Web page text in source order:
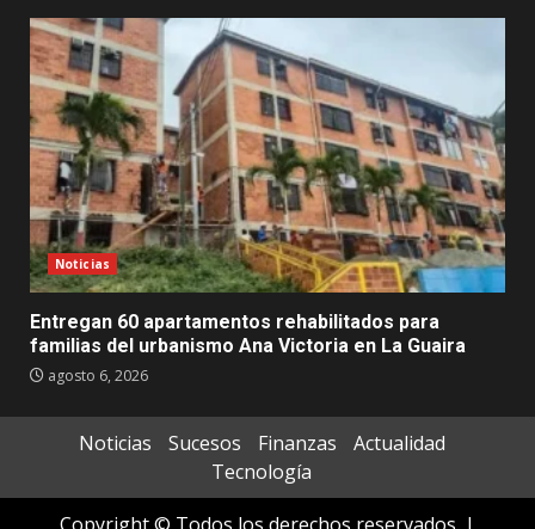
Noticias
Entregan 60 apartamentos rehabilitados para
familias del urbanismo Ana Victoria en La Guaira
agosto 6, 2026
Noticias Sucesos Finanzas
Actualidad
Tecnología